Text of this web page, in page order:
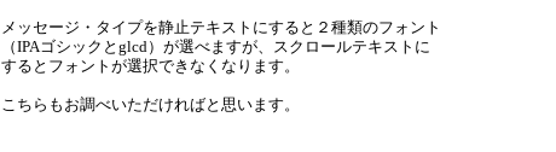
メッセージ・タイプを静止テキストにすると２種類のフォント
（IPAゴシックとglcd）が選べますが、スクロールテキストに
するとフォントが選択できなくなります。
こちらもお調べいただければと思います。